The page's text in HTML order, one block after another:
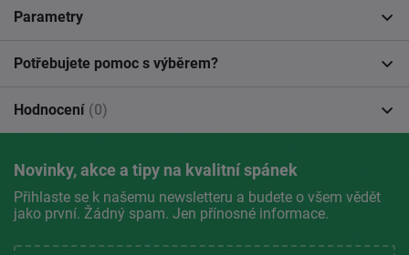
Parametry
Potřebujete pomoc s výběrem?
Hodnocení (0)
Novinky, akce a tipy na kvalitní spánek
Přihlaste se k našemu newsletteru a budete o všem vědět
jako první. Žádný spam. Jen přínosné informace.